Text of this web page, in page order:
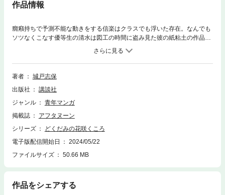
作品情報
癇癪持ちで予測不能な動きをする信楽はクラスでも浮いた存在。なんでも
ソツなくこなす優等生の清水は図工の時間に盗み見た彼の紙粘土の作品に
心を奪われ遠くから信楽の観察をはじめることに。ある日、清水は偶然近
所の空き地に信楽が入っていく姿を見つける。彼が帰ったあと、その場所
にいくとそこには独創的な形の草人形があった。その人形をみた清水は衝
撃を受け、信楽沼にハマっていく…。優等生と問題児の不穏で愉快な友情
著者
城戸志保
出版社
講談社
ジャンル
青年マンガ
掲載誌
アフタヌーン
シリーズ
どくだみの花咲くころ
電子版配信開始日
2024/05/22
ファイルサイズ
50.66 MB
作品をシェアする